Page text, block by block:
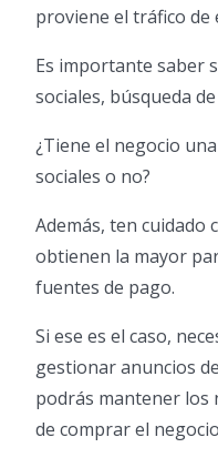
proviene el tráfico de
Es importante saber
sociales, búsqueda
¿Tiene el negocio
sociales o no?
Además, ten cuidado
obtienen la mayor
fuentes de pago.
Si ese es el caso,
gestionar anuncios
podrás mantener los
de comprar el